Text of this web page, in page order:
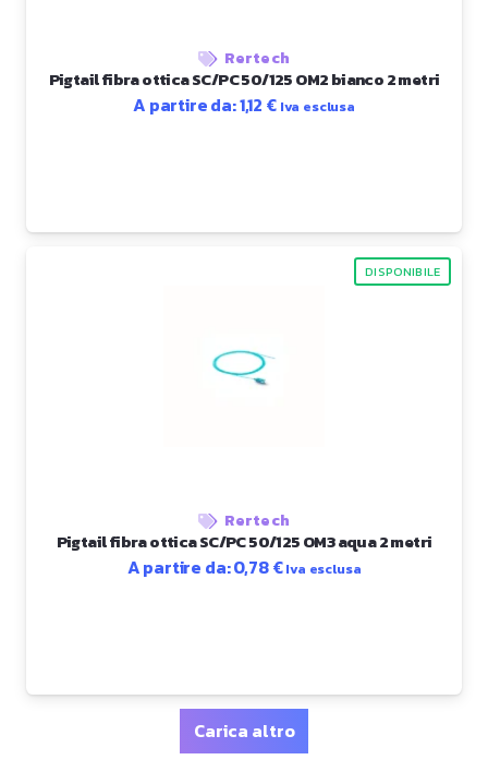
Rertech
Pigtail fibra ottica SC/PC 50/125 OM2 bianco 2 metri
A partire da:1,12 € Iva esclusa
DISPONIBILE
Rertech
Pigtail fibra ottica SC/PC 50/125 OM3 aqua 2 metri
A partire da:0,78€Iva esclusa
Carica altro